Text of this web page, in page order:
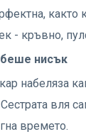
както
- кръвно,
нисък
набеляза
вля
времето.